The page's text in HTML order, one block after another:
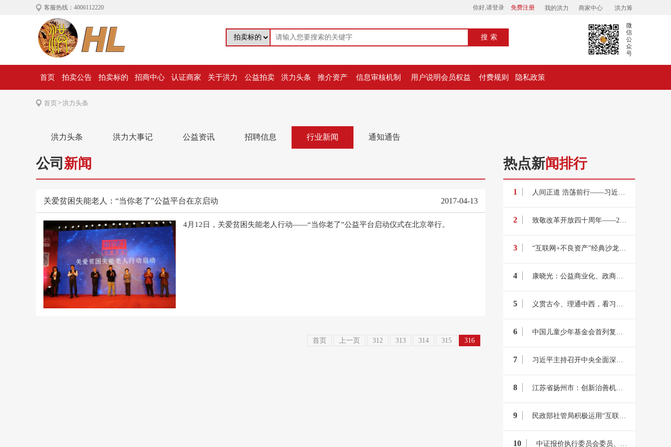
客服热线：4006112220 你好,请登录 免费注册 我的洪力 商家中心 洪力筹
搜索
微
信
公
众
号
首页 拍卖公告 拍卖标的 招商中心 认证商家 关于洪力 公益拍卖 洪力头条 推介资产 信息审核机制 用户说明会员权益 付费规则 隐私政策
首页>洪力头条
洪力头条 洪力大事记 公益资讯 招聘信息 行业新闻 通知通告
公司 新闻
关爱贫困失能老人：“当你老了”公益平台在京启动 2017-04-13
4月12日，关爱贫困失能老人行动——“当你老了”公益平台启动仪式在北京举行。
首页 上一页 312 313 314 315 316
热点新闻排行
1 人间正道 浩荡前行——习近平主席出席首届中国国际进口博览会纪实
2 致敬改革开放四十周年——2018中国慈善年会征文启动
3 “互联网+不良资产”经典沙龙圆满成功，收获颇丰！
4 康晓光：公益商业化、政商合流阉割公益，被滥用的社会企业是其“抓手”
5 义贯古今、理通中西，看习近平APEC上如何用典
6 中国儿童少年基金会首列复兴号“爱的专列”从上海首发
7 习近平主持召开中央全面深化改革委员会第五次会议
8 江苏省扬州市：创新治善机制 打造大爱扬州
9 民政部社管局积极运用“互联网＋”动员社会组织参与脱贫攻坚
10 中证报价执行委员会委员、中证互联网股份董事长张大威访问洪力网